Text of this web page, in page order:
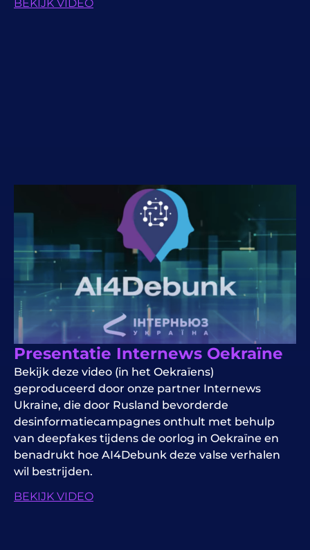
BEKIJK VIDEO
Presentatie Internews Oekraïne
Bekijk deze video (in het Oekraïens)
geproduceerd door onze partner Internews
Ukraine, die door Rusland bevorderde
desinformatiecampagnes onthult met behulp
van deepfakes tijdens de oorlog in Oekraïne en
benadrukt hoe AI4Debunk deze valse verhalen
wil bestrijden.
BEKIJK VIDEO